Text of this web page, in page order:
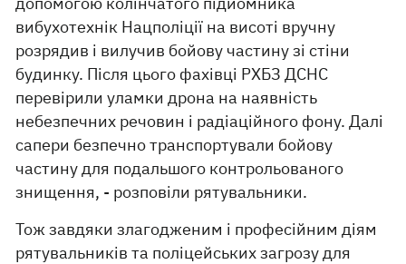
вибухотехнік Нацполіції на висоті вручну
розрядив і вилучив бойову частину зі стіни
будинку. Після цього фахівці РХБЗ ДСНС
перевірили уламки дрона на наявність
небезпечних речовин і радіаційного фону. Далі
сапери безпечно транспортували бойову
частину для подальшого контрольованого
знищення, - розповіли рятувальники.
Тож завдяки злагодженим і професійним діям
рятувальників та поліцейських загрозу для